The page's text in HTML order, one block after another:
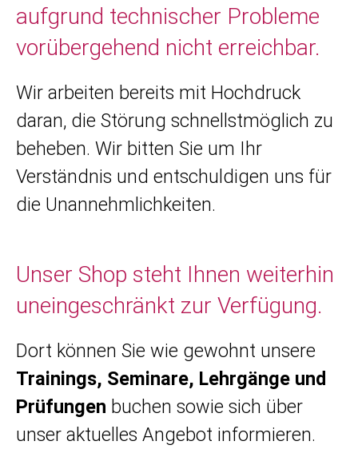
aufgrund technischer Probleme
vorübergehend nicht erreichbar.
Wir arbeiten bereits mit Hochdruck
daran, die Störung schnellstmöglich zu
beheben. Wir bitten Sie um Ihr
Verständnis und entschuldigen uns für
die Unannehmlichkeiten.
Unser Shop steht Ihnen weiterhin
uneingeschränkt zur Verfügung.
Dort können Sie wie gewohnt unsere
Trainings, Seminare, Lehrgänge und
Prüfungen buchen sowie sich über
unser aktuelles Angebot informieren.